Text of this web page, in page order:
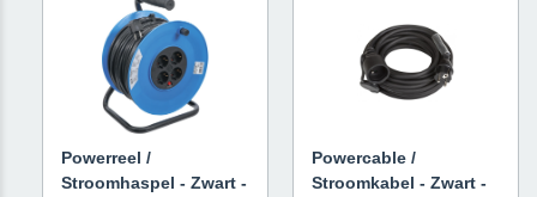
Powerreel /
Stroomhaspel - Zwart -
Powercable /
Stroomkabel - Zwart -